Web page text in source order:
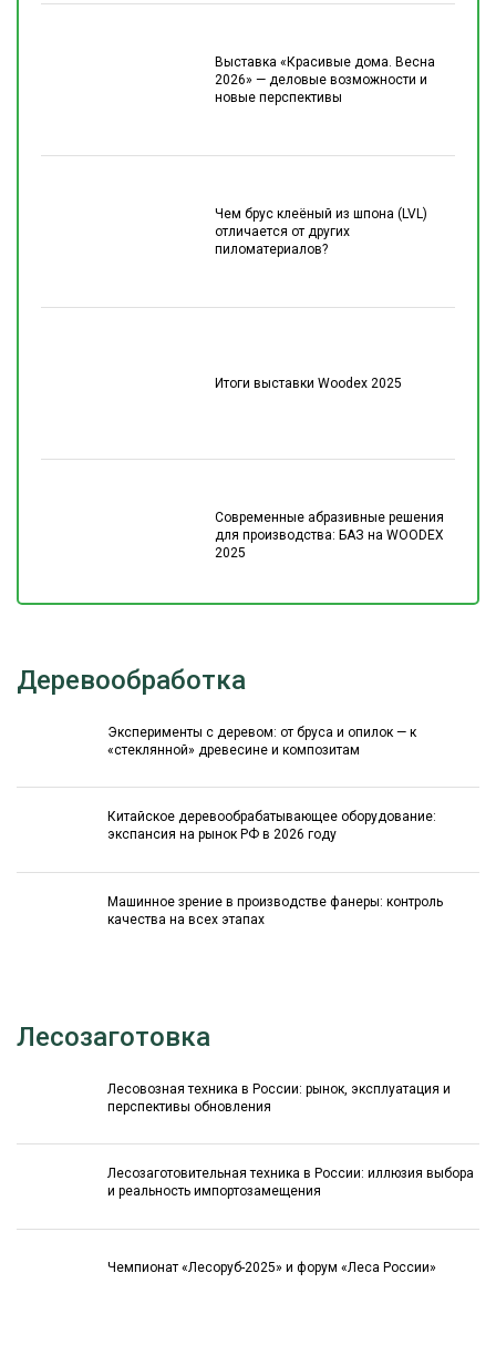
Выставка «Красивые дома. Весна
2026» — деловые возможности и
новые перспективы
Чем брус клеёный из шпона (LVL)
отличается от других
пиломатериалов?
Итоги выставки Woodex 2025
Современные абразивные решения
для производства: БАЗ на WOODEX
2025
Деревообработка
Эксперименты с деревом: от бруса и опилок — к
«стеклянной» древесине и композитам
Китайское деревообрабатывающее оборудование:
экспансия на рынок РФ в 2026 году
Машинное зрение в производстве фанеры: контроль
качества на всех этапах
Лесозаготовка
Лесовозная техника в России: рынок, эксплуатация и
перспективы обновления
Лесозаготовительная техника в России: иллюзия выбора
и реальность импортозамещения
Чемпионат «Лесоруб-2025» и форум «Леса России»